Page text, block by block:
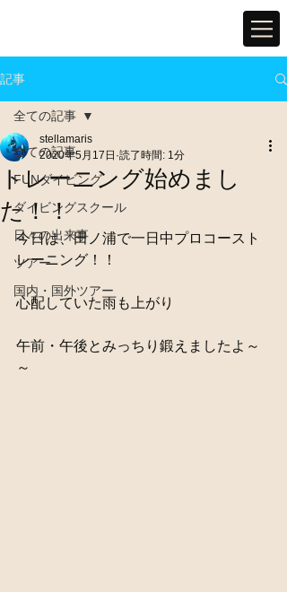
記事
全ての記事
FUNダイビング
ダイビングスクール
日々の出来事
ツアー
国内・国外ツアー
全ての記事
トレーニング始めまし
た！！
stellamaris
2020年5月17日 読了時間: 1分
今日は、田ノ浦で一日中プロコースト
レーニング！！
心配していた雨も上がり
午前・午後とみっちり鍛えましたよ～
～